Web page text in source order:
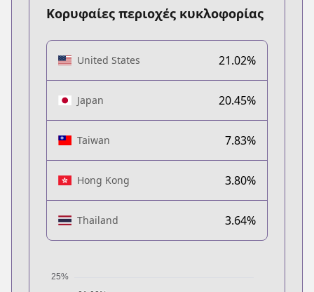
Κορυφαίες περιοχές κυκλοφορίας
United States 21.02%
Japan 20.45%
Taiwan 7.83%
Hong Kong 3.80%
Thailand 3.64%